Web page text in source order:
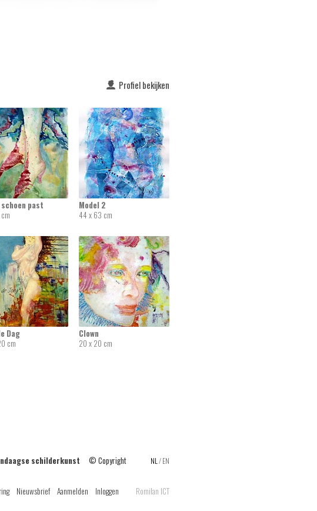
Profiel bekijken
schoen past
Model 2
44 x 63 cm
Dag
cm
Clown
20 x 20 cm
NL /EN
schilderkunst © Copyright
Nieuwsbrief Aanmelden Inloggen Romilan ICT